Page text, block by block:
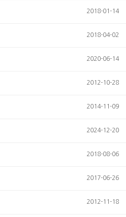
2018-01-14
2018-04-02
2020-06-14
2012-10-28
2014-11-09
2024-12-20
2018-08-06
2017-06-26
2012-11-18